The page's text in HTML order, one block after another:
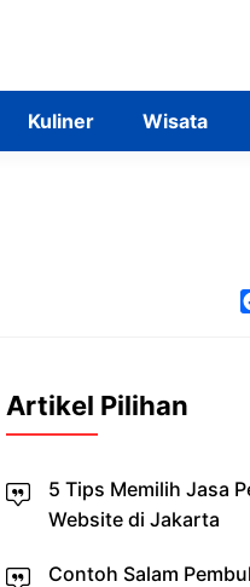
Kuliner Wisata
Artikel Pilihan
5 Tips Memilih Jasa
Website di Jakarta
Contoh Salam